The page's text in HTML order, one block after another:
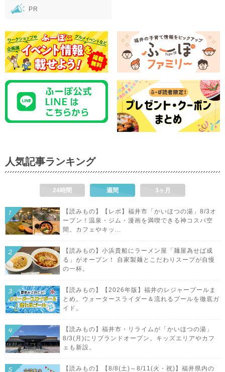
PR
人気記事ランキング
24時間 週間 3ヶ月
【読みもの】【レポ】福井市「かいほつの湯」8/3オ
ープン！温泉・ジム・漫画を満喫できる神コスパ空
間。カフェやキッ...
【読みもの】小浜貴船にラーメン屋「麺屋為せば成
る」がオープン！ 自家製麺とこだわりスープが自慢
の一杯。
【読みもの】【2026年版】福井のレジャープールま
とめ。ウォータースライダー＆流れるプールを徹底ガ
イド。
【読みもの】福井市・リライムが「かいほつの湯」
8/3(月)にリブランドオープン。キッズエリアやカフ
ェも新設。
【読みもの】【8/8(土)～8/11(火・祝)】福井県内の